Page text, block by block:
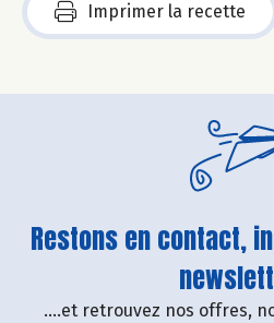
Imprimer la recette
Restons en contact,
....et retrouvez nos offres,